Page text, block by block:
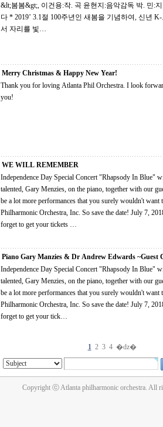
&lt;봄봄&gt;, 이건용:작. 곡 윤현지:음악감독 박. 민:지. 휘 Atlanta Phil’ Opera Orchestra * 초대합니
다 * 2019’ 3.1절 100주년인 새봄을 기념하여, 신년 K-오페라 "봄봄"연주회를 공연합니다. 오셔
서 자리를 빛…
Merry Christmas & Happy New Year!
Thank you for loving Atlanta Phil Orchestra. I look forward to a creative program in the new year. Thank
you!
WE WILL REMEMBER
Independence Day Special Concert "Rhapsody In Blue" will be performed live by special guest, the very
talented, Gary Menzies, on the piano, together with our guest
be a lot more performances that you surely wouldn't
Philharmonic Orchestra, Inc. So save the date! July 7,
forget to get your tickets …
Piano Gary Manzies & Dr Andrew Edwards
Independence Day Special Concert "Rhapsody In Blue" will be performed live by special guest, the very
talented, Gary Menzies, on the piano, together with our guest
be a lot more performances that you surely wouldn't
Philharmonic Orchestra, Inc. So save the date! July 7,
forget to get your tick…
1 2 3 4 �ǳ�
Copyright ⓒ Atlanta philharmonic orchestra. All